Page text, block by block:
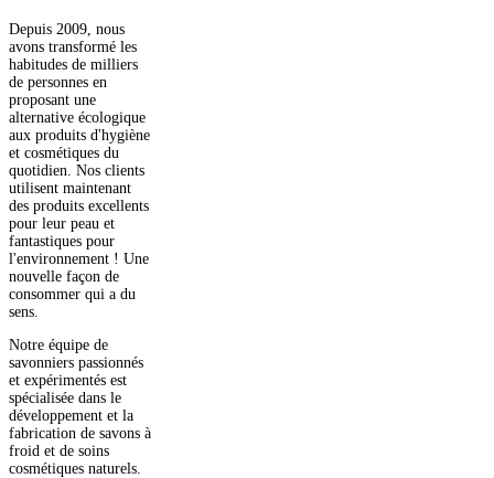
Depuis 2009, nous
avons transformé les
habitudes de milliers
de personnes en
proposant une
alternative écologique
aux produits d'hygiène
et cosmétiques du
quotidien. Nos clients
utilisent maintenant
des produits excellents
pour leur peau et
fantastiques pour
l'environnement ! Une
nouvelle façon de
consommer qui a du
sens.
Notre équipe de
savonniers passionnés
et expérimentés est
spécialisée dans le
développement et la
fabrication de savons à
froid et de soins
cosmétiques naturels.